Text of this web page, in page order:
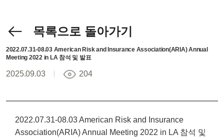
목록으로 돌아가기
2022.07.31-08.03 American Risk and Insurance Association(ARIA) Annual
Meeting 2022 in LA 참석 및 발표
2025.09.03 204
2022.07.31-08.03 American Risk and Insurance
Association(ARIA) Annual Meeting 2022 in LA 참석 및